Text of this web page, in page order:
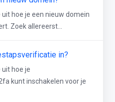
uit hoe je een nieuw domein
Zoek allereerst...
in?
uit hoe je
kunt inschakelen voor je